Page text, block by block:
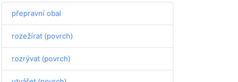
přepravní obal
rozežírat (povrch)
rozrývat (povrch)